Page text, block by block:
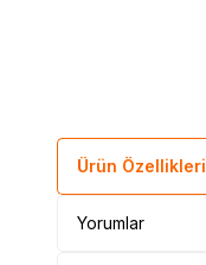
Ürün Özellikleri
Yorumlar